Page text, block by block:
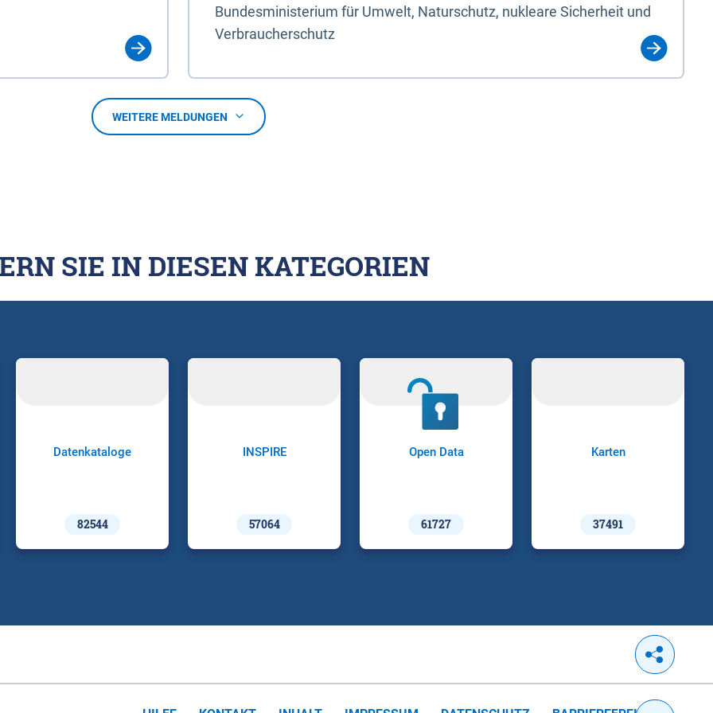
Bundesministerium für Umwelt, Naturschutz, nukleare Sicherheit und
Verbraucherschutz
WEITERE MELDUNGEN
SIE IN DIESEN KATEGORIEN
Datenkataloge
82544
INSPIRE
57064
Open Data
61727
Karten
37491